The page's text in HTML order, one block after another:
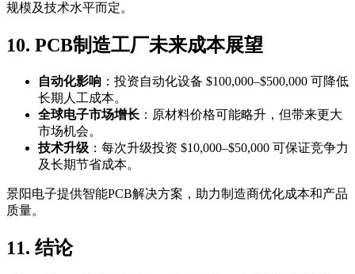
规模及技术水平而定。
10. PCB制造工厂未来成本展望
自动化影响 ：投资自动化设备 $100,000–$500,000 可降低
长期人工成本。
全球电子市场增长 ：原材料价格可能略升，但带来更大
市场机会。
技术升级 ：每次升级投资 $10,000–$50,000 可保证竞争力
及长期节省成本。
景阳电子提供智能PCB解决方案，助力制造商优化成本和产品
质量。
11. 结论